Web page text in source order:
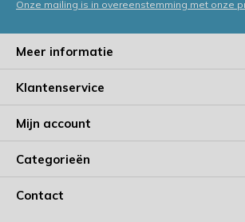
Onze mailing is in overeenstemming met onze
Meer informatie
Klantenservice
Mijn account
Categorieën
Contact